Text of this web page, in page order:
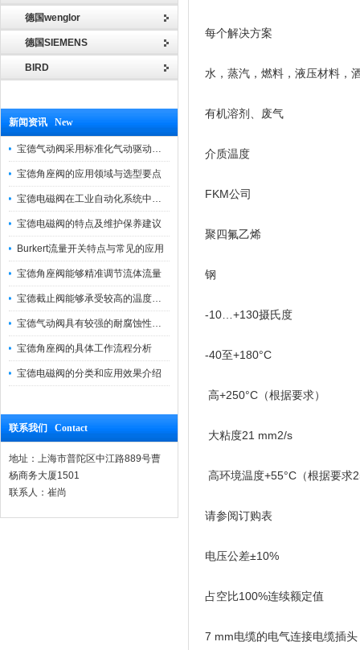
德国wenglor
德国SIEMENS
BIRD
新闻资讯 New
宝德气动阀采用标准化气动驱动设计，可匹配各类工业气源工况
宝德角座阀的应用领域与选型要点
宝德电磁阀在工业自动化系统中的作用
宝德电磁阀的特点及维护保养建议
Burkert流量开关特点与常见的应用
宝德角座阀能够精准调节流体流量
宝德截止阀能够承受较高的温度和压力
宝德气动阀具有较强的耐腐蚀性和抗震性
宝德角座阀的具体工作流程分析
宝德电磁阀的分类和应用效果介绍
联系我们 Contact
地址：上海市普陀区中江路889号曹
杨商务大厦1501
联系人：崔尚
每个解决方案
水，蒸汽，燃料，液压材料，
有机溶剂、废气
介质温度
FKM公司
聚四氟乙烯
钢
-10…+130摄氏度
-40至+180°C
高+250°C（根据要求）
大粘度21 mm2/s
高环境温度+55°C（根据要求
请参阅订购表
电压公差±10%
占空比100%连续额定值
7 mm电缆的电气连接电缆插